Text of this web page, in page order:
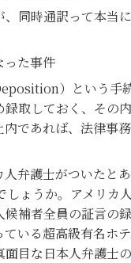
同時通訳って本当
った事件
）という
取しておく、その
であれば、法律事
弁護士がついたと
ょうか。アメリ
補者全員の証言
いる超高級有名ホ
目な日本人弁護士